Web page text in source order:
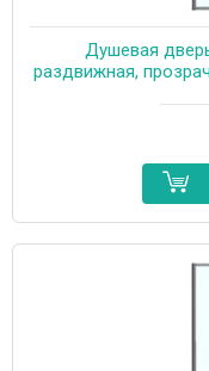
Душевая
раздвижная,